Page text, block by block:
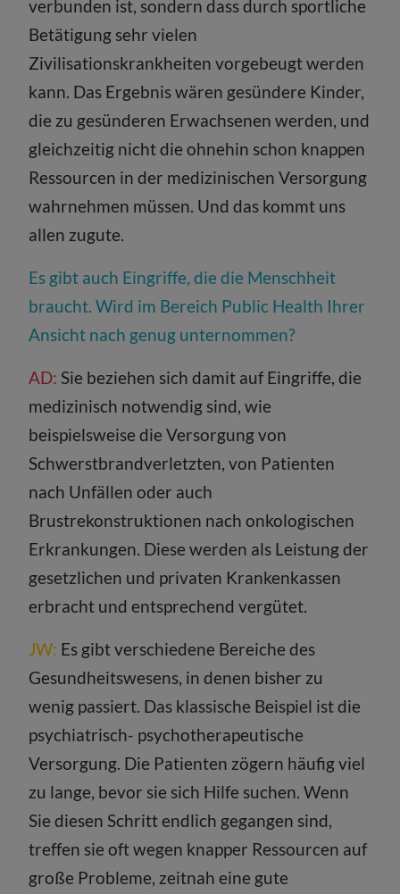
verbunden ist, sondern dass durch sportliche
Betätigung sehr vielen
Zivilisationskrankheiten vorgebeugt werden
kann. Das Ergebnis wären gesündere Kinder,
die zu gesünderen Erwachsenen werden, und
gleichzeitig nicht die ohnehin schon knappen
Ressourcen in der medizinischen Versorgung
wahrnehmen müssen. Und das kommt uns
allen zugute.
Es gibt auch Eingriffe, die die Menschheit
braucht. Wird im Bereich Public Health Ihrer
Ansicht nach genug unternommen?
AD: Sie beziehen sich damit auf Eingriffe, die
medizinisch notwendig sind, wie
beispielsweise die Versorgung von
Schwerstbrandverletzten, von Patienten
nach Unfällen oder auch
Brustrekonstruktionen nach onkologischen
Erkrankungen. Diese werden als Leistung der
gesetzlichen und privaten Krankenkassen
erbracht und entsprechend vergütet.
JW: Es gibt verschiedene Bereiche des
Gesundheitswesens, in denen bisher zu
wenig passiert. Das klassische Beispiel ist die
psychiatrisch- psychotherapeutische
Versorgung. Die Patienten zögern häufig viel
zu lange, bevor sie sich Hilfe suchen. Wenn
Sie diesen Schritt endlich gegangen sind,
treffen sie oft wegen knapper Ressourcen auf
große Probleme, zeitnah eine gute